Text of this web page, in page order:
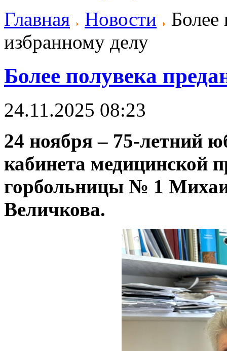
Главная
Новости
Более
избранному делу
Более полувека
24.11.2025 08:23
24 ноября – 75-летний
кабинета медицинской
горбольницы № 1
Величкова.